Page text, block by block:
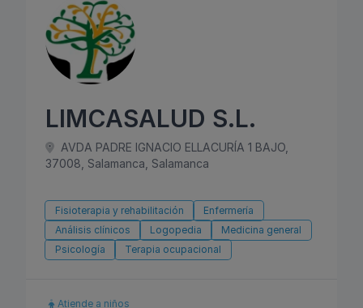
LIMCASALUD S.L.
AVDA PADRE IGNACIO ELLACURÍA 1 BAJO,
37008, Salamanca, Salamanca
Fisioterapia y rehabilitación
Enfermería
Análisis clínicos
Logopedia
Medicina general
Psicología
Terapia ocupacional
Atiende a niños